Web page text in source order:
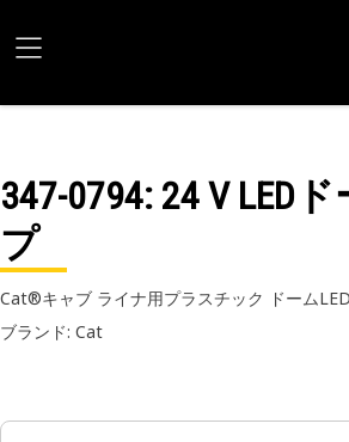
347-0794: 24 V LED
プ
Cat®キャブ ライナ用プラスチック ドーム
ブランド: Cat